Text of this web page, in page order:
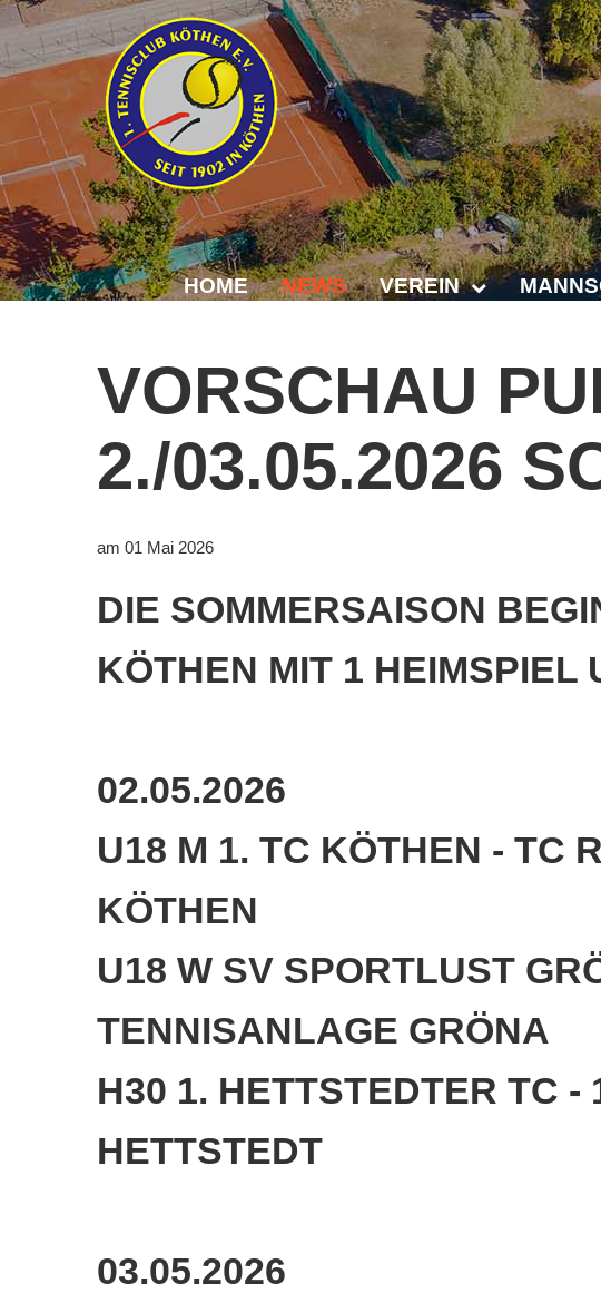
HOME NEWS VEREIN
Das Clubhaus
Die Tennisanlage
Mitgliedschaft
Die Geschichte
Die Sponsoren
Jugend
VORSCHAU
2./03.05.2026
am 01 Mai 2026
DIE SOMMERSAISON
KÖTHEN MIT 1 HEIMSPIEL
02.05.2026
U18 M 1. TC KÖTHEN - TC
KÖTHEN
U18 W SV SPORTLUST
TENNISANLAGE GRÖNA
H30 1. HETTSTEDTER TC
HETTSTEDT
03.05.2026